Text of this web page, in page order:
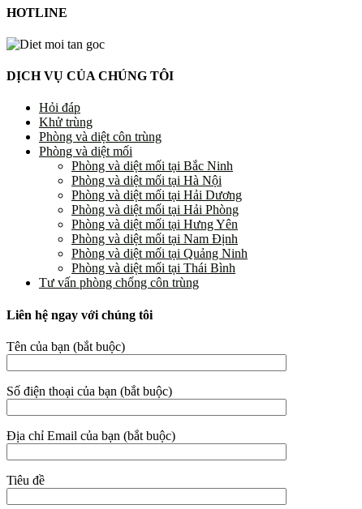
HOTLINE
DỊCH VỤ CỦA CHÚNG TÔI
Hỏi đáp
Khử trùng
Phòng và diệt côn trùng
Phòng và diệt mối
Phòng và diệt mối tại Bắc Ninh
Phòng và diệt mối tại Hà Nội
Phòng và diệt mối tại Hải Dương
Phòng và diệt mối tại Hải Phòng
Phòng và diệt mối tại Hưng Yên
Phòng và diệt mối tại Nam Định
Phòng và diệt mối tại Quảng Ninh
Phòng và diệt mối tại Thái Bình
Tư vấn phòng chống côn trùng
Liên hệ ngay với chúng tôi
Tên của bạn (bắt buộc)
Số điện thoại của bạn (bắt buộc)
Địa chỉ Email của bạn (bắt buộc)
Tiêu đề